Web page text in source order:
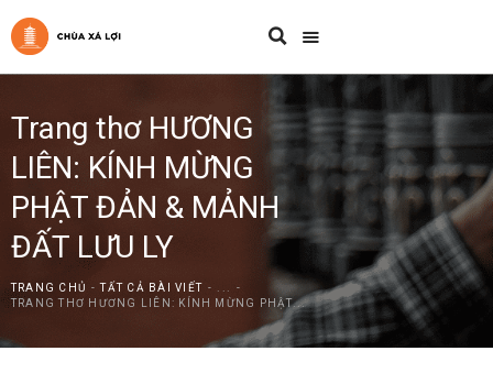
Trang thơ HƯƠNG
LIÊN: KÍNH MỪNG
PHẬT ĐẢN & MẢNH
ĐẤT LƯU LY
TRANG CHỦ TẤT CẢ BÀI VIẾT
...
TRANG THƠ HƯƠNG LIÊN: KÍNH MỪNG PHẬT...